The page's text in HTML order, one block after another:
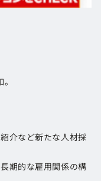
介など新たな人材採
期的な雇用関係の構